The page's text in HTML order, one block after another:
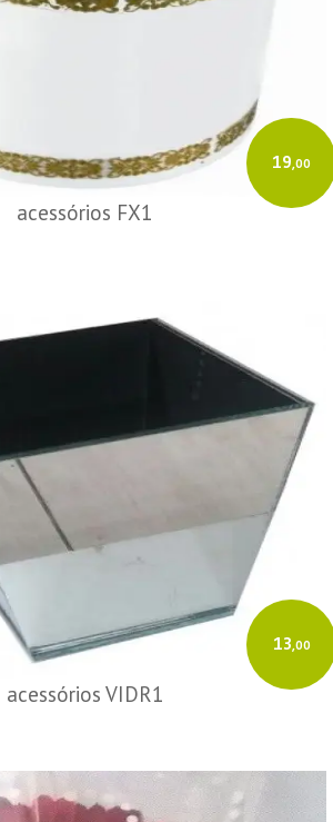
19,00
acessórios FX1
13,00
acessórios VIDR1